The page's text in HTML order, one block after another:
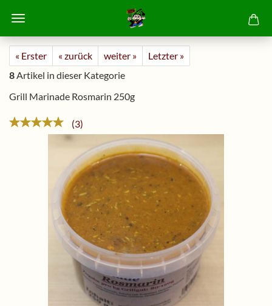
« Erster « zurück weiter »
Letzter »
8Artikel in dieser Kategorie
Grill Marinade Rosmarin 250g
3